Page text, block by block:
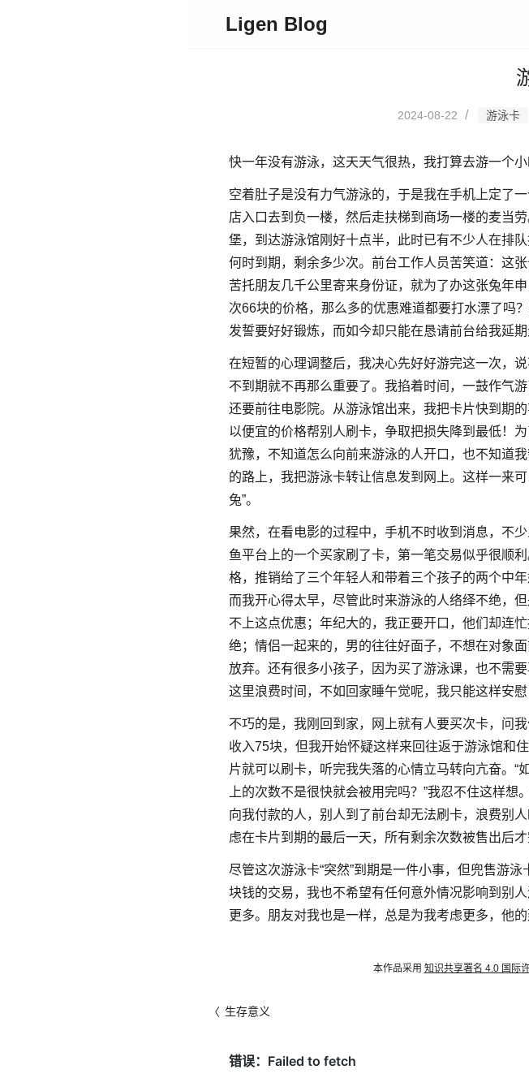
Ligen Blog
2024-08-22 / 游泳卡
快一年没有游泳，这天天气很热，我打算去游一个小
空着肚子是没有力气游泳的，于是我在手机上定了
店入口去到负一楼，然后走扶梯到商场一楼的麦当
堡，到达游泳馆刚好十点半，此时已有不少人在排
何时到期，剩余多少次。前台工作人员苦笑道：这
苦托朋友几千公里寄来身份证，就为了办这张兔年
次66块的价格，那么多的优惠难道都要打水漂了吗
发誓要好好锻炼，而如今却只能在恳请前台给我延期
在短暂的心理调整后，我决心先好好游完这一次，
不到期就不再那么重要了。我掐着时间，一鼓作气
还要前往电影院。从游泳馆出来，我把卡片快到期
以便宜的价格帮别人刷卡，争取把损失降到最低！
犹豫，不知道怎么向前来游泳的人开口，也不知道
的路上，我把游泳卡转让信息发到网上。这样一来
兔”。
果然，在看电影的过程中，手机不时收到消息，不
鱼平台上的一个买家刷了卡，第一笔交易似乎很顺
格，推销给了三个年轻人和带着三个孩子的两个
而我开心得太早，尽管此时来游泳的人络绎不绝，
不上这点优惠；年纪大的，我正要开口，他们却连
绝；情侣一起来的，男的往往好面子，不想在对象
放弃。还有很多小孩子，因为买了游泳课，也不需
这里浪费时间，不如回家睡午觉呢，我只能这样安慰
不巧的是，我刚回到家，网上就有人要买次卡，问
收入75块，但我开始怀疑这样来回往返于游泳馆和
片就可以刷卡，听完我失落的心情立马转向亢奋。
上的次数不是很快就会被用完吗？”我忍不住这样
向我付款的人，别人到了前台却无法刷卡，浪费别
虑在卡片到期的最后一天，所有剩余次数被售出后才
尽管这次游泳卡“突然”到期是一件小事，但兜售游
块钱的交易，我也不希望有任何意外情况影响到别
更多。朋友对我也是一样，总是为我考虑更多，他
本作品采用 知识共享署名 4.0 国际
〈 生存意义